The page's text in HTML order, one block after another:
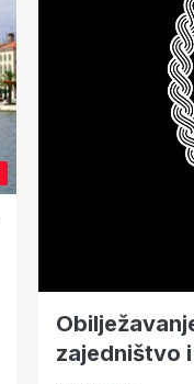
zajedništvo